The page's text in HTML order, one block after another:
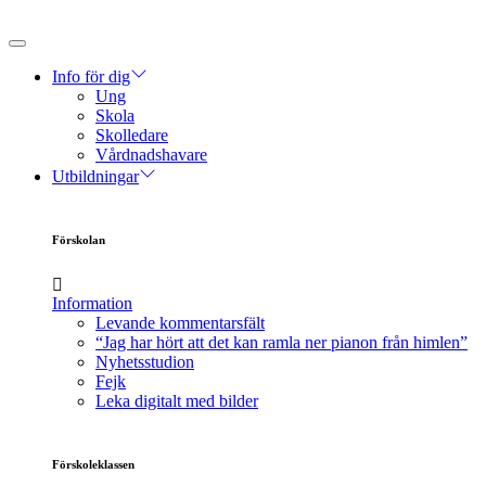
Info för dig
Ung
Skola
Skolledare
Vårdnadshavare
Utbildningar
Förskolan
Information
Levande kommentarsfält
“Jag har hört att det kan ramla ner pianon från himlen”
Nyhetsstudion
Fejk
Leka digitalt med bilder
Förskoleklassen